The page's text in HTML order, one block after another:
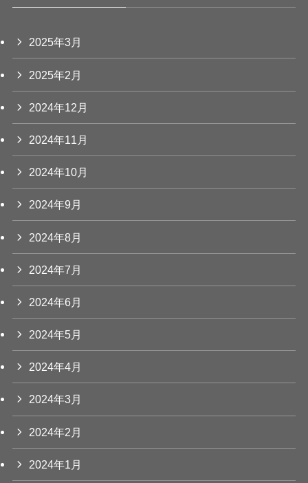
2025年3月
2025年2月
2024年12月
2024年11月
2024年10月
2024年9月
2024年8月
2024年7月
2024年6月
2024年5月
2024年4月
2024年3月
2024年2月
2024年1月